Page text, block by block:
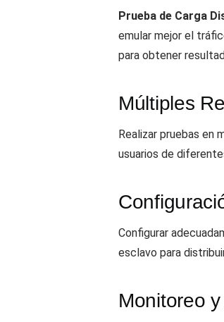
Prueba de Carga
emular mejor el
para obtener
Múltiples
Realizar pruebas en
usuarios de
Configurar
esclavo para
Monitoreo